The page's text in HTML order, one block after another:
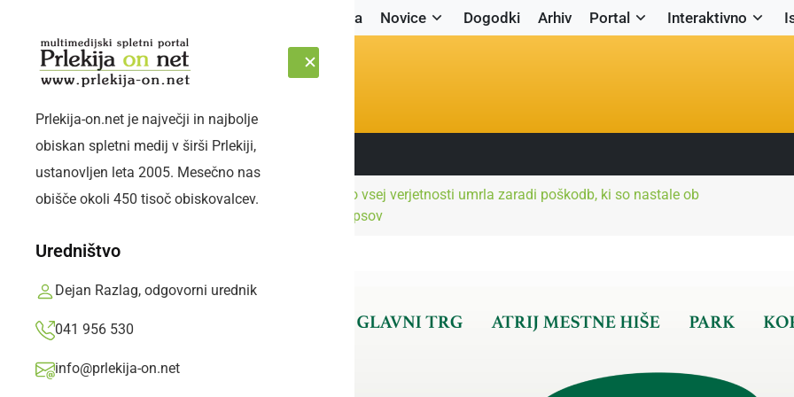
Naslovnica Novice Dogodki Arhiv Portal Interaktivno
SOBOTA, 8. AVGUST 2026 Sledite nam:
Prlekija-on.net je največji in najbolje
obiskan spletni medij v širši Prlekiji,
ustanovljen leta 2005. Mesečno nas
obišče okoli 450 tisoč obiskovalcev.
Uredništvo
Dejan Razlag, odgovorni urednik
041 956 530
info@prlekija-on.net
Naslovnica
Črna
84-letna ženska po vsej verjetnosti umrla zaradi poškodb, ki so nastale ob
napadu enega od psov